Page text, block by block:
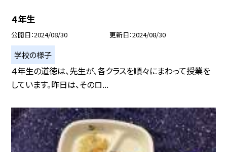
４年生
公開日 2024/08/30 更新日 2024/08/30
学校の様子
４年生の道徳は、先生が、各クラスを順々にまわって授業を
しています。昨日は、そのロ...